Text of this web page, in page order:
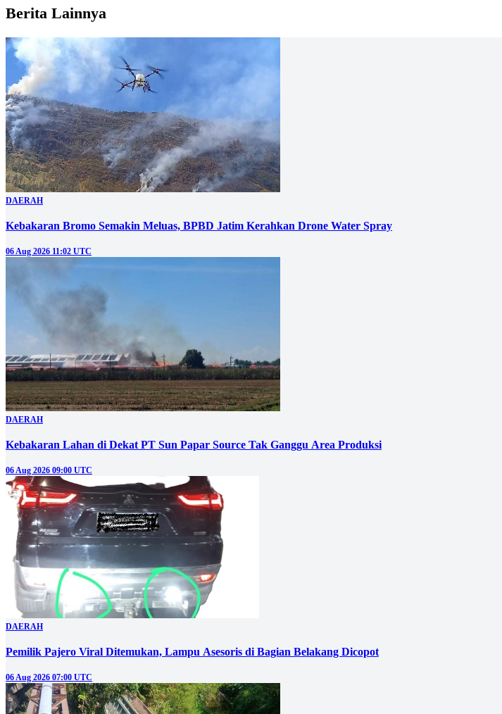
Berita Lainnya
DAERAH
Kebakaran Bromo Semakin Meluas, BPBD Jatim Kerahkan Drone Water Spray
06 Aug 2026 11:02 UTC
DAERAH
Kebakaran Lahan di Dekat PT Sun Papar Source Tak Ganggu Area Produksi
06 Aug 2026 09:00 UTC
DAERAH
Pemilik Pajero Viral Ditemukan, Lampu Asesoris di Bagian Belakang Dicopot
06 Aug 2026 07:00 UTC